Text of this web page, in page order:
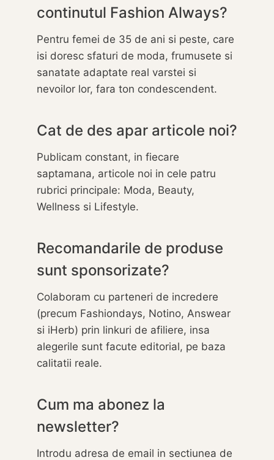
continutul Fashion Always?
Pentru femei de 35 de ani si peste, care
isi doresc sfaturi de moda, frumusete si
sanatate adaptate real varstei si
nevoilor lor, fara ton condescendent.
Cat de des apar articole noi?
Publicam constant, in fiecare
saptamana, articole noi in cele patru
rubrici principale: Moda, Beauty,
Wellness si Lifestyle.
Recomandarile de produse
sunt sponsorizate?
Colaboram cu parteneri de incredere
(precum Fashiondays, Notino, Answear
si iHerb) prin linkuri de afiliere, insa
alegerile sunt facute editorial, pe baza
calitatii reale.
Cum ma abonez la
newsletter?
Introdu adresa de email in sectiunea de